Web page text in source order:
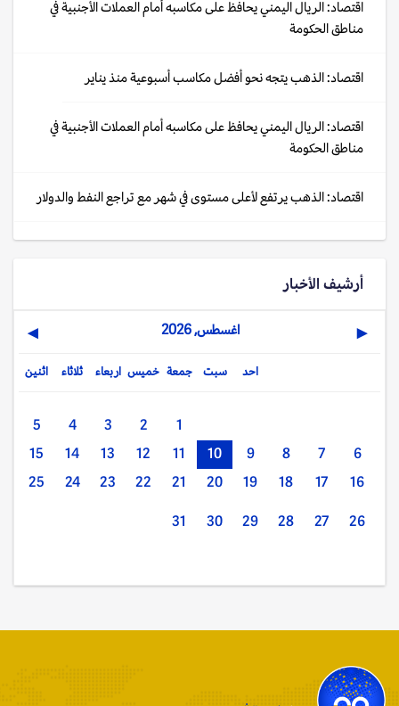
اقتصاد: الريال اليمني يحافظ على مكاسبه أمام العملات الأجنبية في
مناطق الحكومة
اقتصاد: الذهب يتجه نحو أفضل مكاسب أسبوعية منذ يناير
اقتصاد: الريال اليمني يحافظ على مكاسبه أمام العملات الأجنبية في
مناطق الحكومة
اقتصاد: الذهب يرتفع لأعلى مستوى في شهر مع تراجع النفط والدولار
أرشيف الأخبار
◀ اغسطس, 2026 ▶
اثنين ثلاثاء اربعاء خميس جمعة سبت احد
1
2
3
4
5
6
7
8
9
10
11
12
13
14
15
16
17
18
19
20
21
22
23
24
25
26
27
28
29
30
31